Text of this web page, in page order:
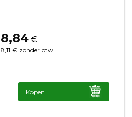
8,84 €
8,11 € zonder btw
Kopen